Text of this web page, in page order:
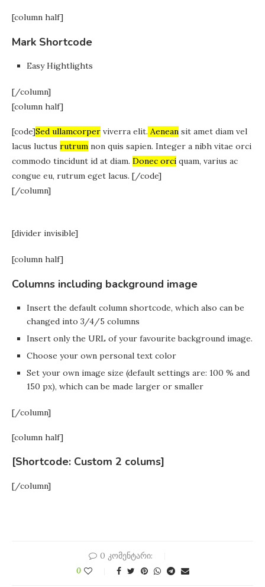
[column half]
Mark Shortcode
Easy Hightlights
[/column]
[column half]
[code]Sed ullamcorper viverra elit. Aenean sit amet diam vel
lacus luctus rutrum non quis sapien. Integer a nibh vitae orci
commodo tincidunt id at diam. Donec orci quam, varius ac
congue eu, rutrum eget lacus. [/code]
[/column]
[divider invisible]
[column half]
Columns including background image
Insert the default column shortcode, which also can be
changed into 3/4/5 columns
Insert only the URL of your favourite background image.
Choose your own personal text color
Set your own image size (default settings are: 100 % and
150 px), which can be made larger or smaller
[/column]
[column half]
[Shortcode: Custom 2 colums]
[/column]
0 კომენტარი:
0